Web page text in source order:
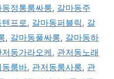
동정통룸싸롱, 갈마동주
프로 , 갈마동퍼블릭 , 갈
, 갈마동풀싸롱, 갈마동하
저동가라오케 , 관저동노래
동룸바, 관저동룸사롱, 관